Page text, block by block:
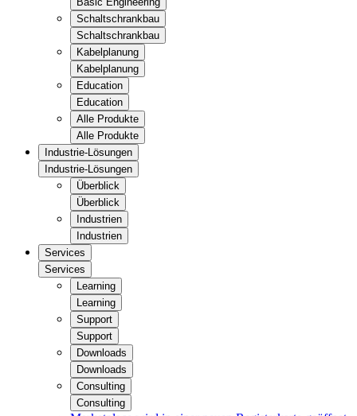
Schaltschrankbau
Schaltschrankbau
Kabelplanung
Kabelplanung
Education
Education
Alle Produkte
Alle Produkte
Industrie-Lösungen
Industrie-Lösungen
Überblick
Überblick
Industrien
Industrien
Services
Services
Learning
Learning
Support
Support
Downloads
Downloads
Consulting
Consulting